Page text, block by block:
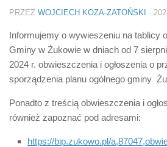
PRZEZ WOJCIECH KOZA-ZATOŃSKI ·
Informujemy o wywieszeniu na tablicy
Gminy w Żukowie w dniach od 7
2024 r. obwieszczenia i ogłoszenia o
sporządzenia planu ogólnego gminy
Ponadto z treścią obwieszczenia i
również zapoznać pod adresami:
https://bip.zukowo.pl/